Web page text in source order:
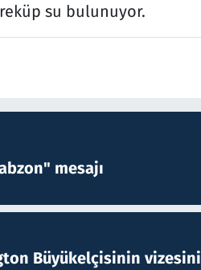
su bulunuyor.
mesajı
Büyükelçisinin vizesini